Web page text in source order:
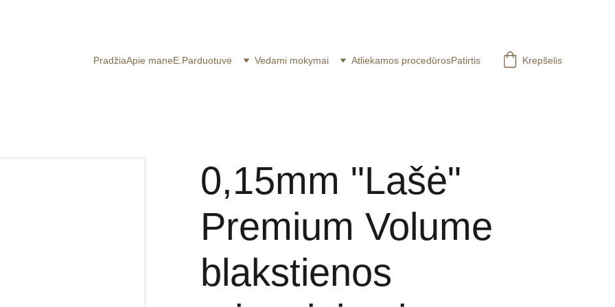
PradžiaApie maneE.Parduotuvė Vedami mokymai Atliekamos procedūrosPatirtis Krepšelis
0,15mm "Lašė"
Premium Volume
blakstienos